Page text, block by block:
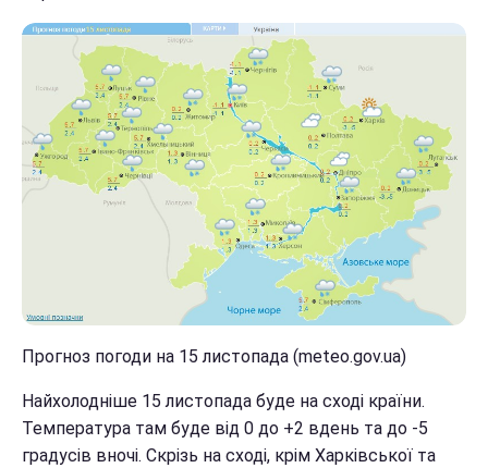
Прогноз погоди на 15 листопада (meteo.gov.ua)
Найхолодніше 15 листопада буде на сході країни.
Температура там буде від 0 до +2 вдень та до -5
градусів вночі. Скрізь на сході, крім Харківської та